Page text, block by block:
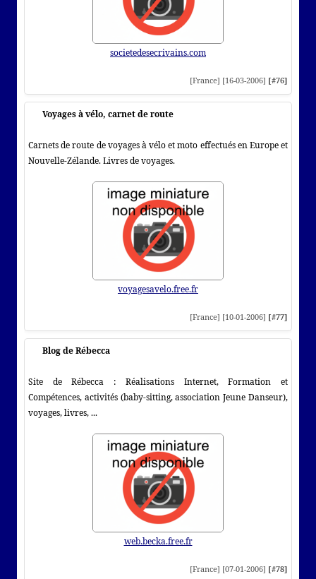
societedesecrivains.com
[France] [16-03-2006] [#76]
Voyages à vélo, carnet de route
Carnets de route de voyages à vélo et moto effectués en Europe et
Nouvelle-Zélande. Livres de voyages.
voyagesavelo.free.fr
[France] [10-01-2006] [#77]
Blog de Rébecca
Site de Rébecca : Réalisations Internet, Formation et
Compétences, activités (baby-sitting, association Jeune Danseur),
voyages, livres, ...
web.becka.free.fr
[France] [07-01-2006] [#78]